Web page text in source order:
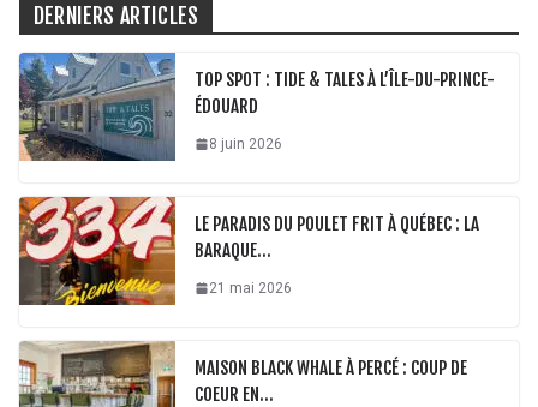
DERNIERS ARTICLES
TOP SPOT : TIDE & TALES À L’ÎLE-DU-PRINCE-
ÉDOUARD
8 juin 2026
LE PARADIS DU POULET FRIT À QUÉBEC : LA
BARAQUE…
21 mai 2026
MAISON BLACK WHALE À PERCÉ : COUP DE
COEUR EN…